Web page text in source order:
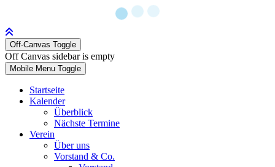
Off-Canvas Toggle
Off Canvas sidebar is empty
Mobile Menu Toggle
Startseite
Kalender
Überblick
Nächste Termine
Verein
Über uns
Vorstand & Co.